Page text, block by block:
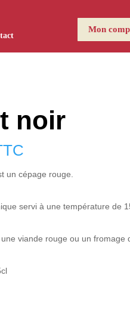
Mon
noir
un cépage rouge.
servi à une température de
viande rouge ou un fromage